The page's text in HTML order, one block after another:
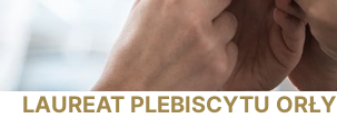
LAUREAT PLEBISCYTU ORŁY